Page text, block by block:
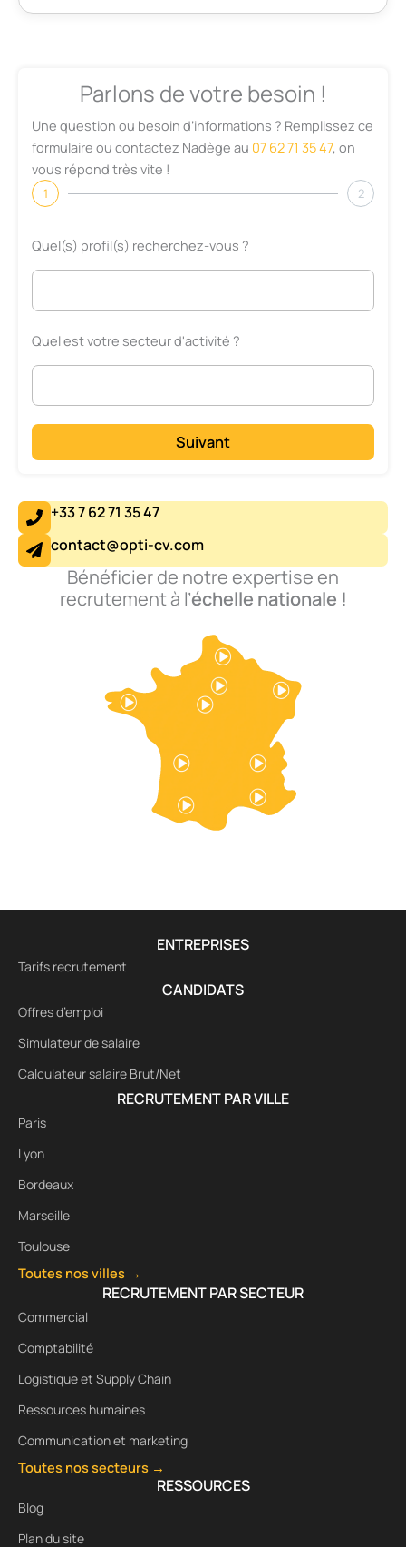
Parlons de votre besoin !
Une question ou besoin d’informations ? Remplissez ce
formulaire ou contactez Nadège au 07 62 71 35 47, on
vous répond très vite !
1 2
Quel(s) profil(s) recherchez-vous ?
Quel est votre secteur d'activité ?
Suivant
+33 7 62 71 35 47
contact@opti-cv.com
Bénéficier de notre expertise en
recrutement à l’échelle nationale !
ENTREPRISES
Tarifs recrutement
CANDIDATS
Offres d’emploi
Simulateur de salaire
Calculateur salaire Brut/Net
RECRUTEMENT PAR VILLE
Paris
Lyon
Bordeaux
Marseille
Toulouse
Toutes nos villes →
RECRUTEMENT PAR SECTEUR
Commercial
Comptabilité
Logistique et Supply Chain
Ressources humaines
Communication et marketing
Toutes nos secteurs →
RESSOURCES
Blog
Plan du site